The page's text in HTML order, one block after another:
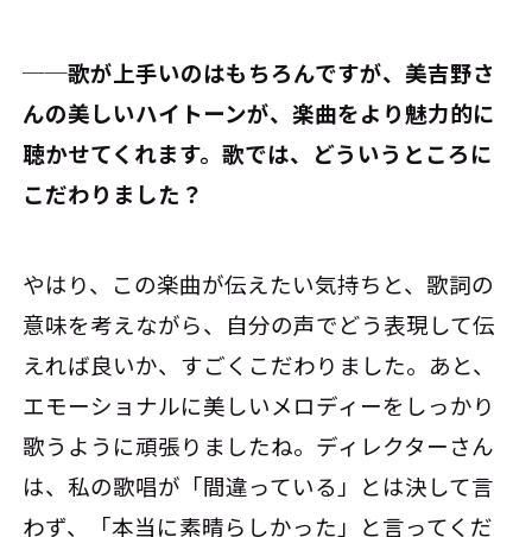
──歌が上手いのはもちろんですが、美吉野さ
んの美しいハイトーンが、楽曲をより魅力的に
聴かせてくれます。歌では、どういうところに
こだわりました？
やはり、この楽曲が伝えたい気持ちと、歌詞の
意味を考えながら、自分の声でどう表現して伝
えれば良いか、すごくこだわりました。あと、
エモーショナルに美しいメロディーをしっかり
歌うように頑張りましたね。ディレクターさん
は、私の歌唱が「間違っている」とは決して言
わず、「本当に素晴らしかった」と言ってくだ